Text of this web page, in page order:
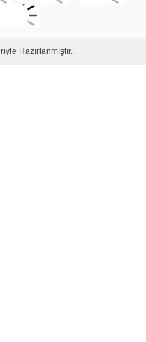
Hazırlanmıştır.